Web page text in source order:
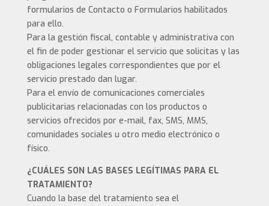
formularios de Contacto o Formularios habilitados
para ello.
Para la gestión fiscal, contable y administrativa con
el fin de poder gestionar el servicio que solicitas y las
obligaciones legales correspondientes que por el
servicio prestado dan lugar.
Para el envío de comunicaciones comerciales
publicitarias relacionadas con los productos o
servicios ofrecidos por e-mail, fax, SMS, MMS,
comunidades sociales u otro medio electrónico o
físico.
¿CUÁLES SON LAS BASES LEGÍTIMAS PARA EL
TRATAMIENTO?
Cuando la base del tratamiento sea el